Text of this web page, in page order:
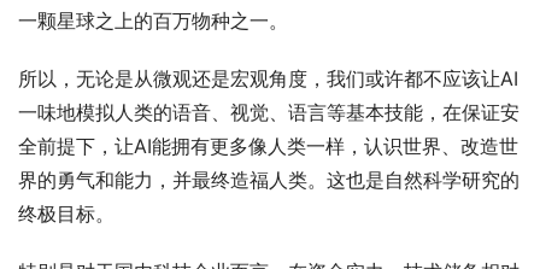
一颗星球之上的百万物种之一。
所以，无论是从微观还是宏观角度，我们或许都不应该让AI
一味地模拟人类的语音、视觉、语言等基本技能，在保证安
全前提下，让AI能拥有更多像人类一样，认识世界、改造世
界的勇气和能力，并最终造福人类。这也是自然科学研究的
终极目标。